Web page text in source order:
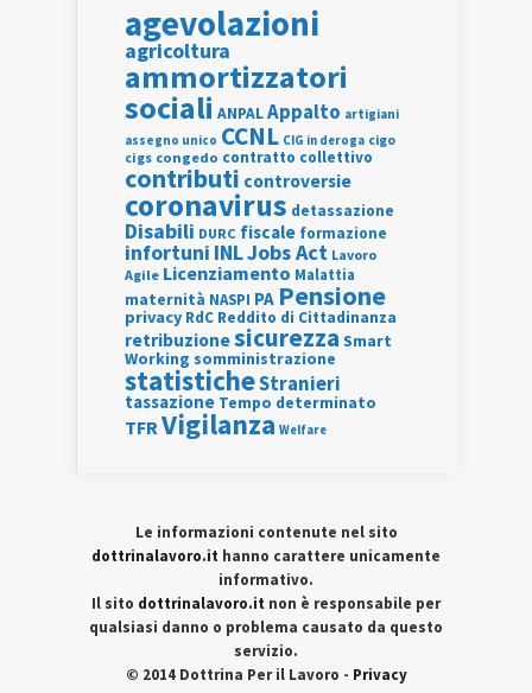
agevolazioni
agricoltura
ammortizzatori
sociali ANPALAppalto artigiani
assegno unico CCNL CIG in deroga cigo
cigs congedo contratto collettivo
contributi controversie
coronavirus detassazione
Disabili DURC fiscale formazione
infortuni INLJobs Act Lavoro
Agile Licenziamento Malattia
maternità NASPI PA Pensione
privacy RdC Reddito di Cittadinanza
retribuzionesicurezza Smart
Working somministrazione
statisticheStranieri
tassazione Tempo determinato
TFRVigilanza Welfare
Le informazioni contenute nel sito
dottrinalavoro.it hanno carattere unicamente
informativo.
Il sito dottrinalavoro.it non è responsabile per
qualsiasi danno o problema causato da questo
servizio.
© 2014 Dottrina Per il Lavoro - Privacy